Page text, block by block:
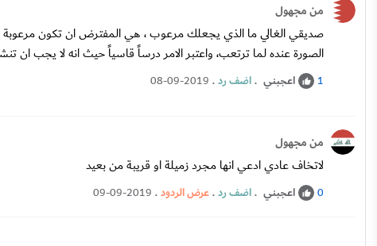
من مجهول
صديقي الغالي ما الذي يجعلك مرعوب ، هي المفترض ان تكون
الصورة عنده لما ترتعب، واعتبر الامر درساً قاسياً حيث انه لا يجب
1 اعجبني .اضف رد.
08-09-2019
من مجهول
لاتخاف عادي ادعي انها مجرد زميلة او قريبة من بعيد
0 اعجبني .اضف رد.عرض الردود.
09-09-2019